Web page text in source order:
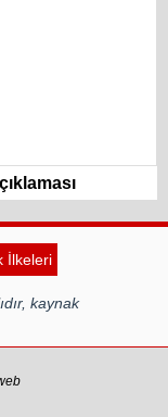
İlkeleri
kaynak